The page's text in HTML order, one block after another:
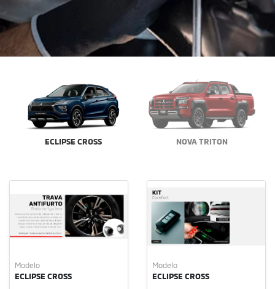
ECLIPSE CROSS NOVA TRITON
Modelo
ECLIPSE CROSS
Modelo
ECLIPSE CROSS